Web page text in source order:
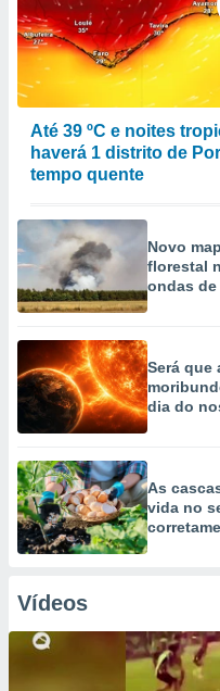
Até 39 ºC e noites
haverá 1 distrito de
tempo quente
Novo
florestal
ondas
Será que
dia do
As
vida no
Vídeos